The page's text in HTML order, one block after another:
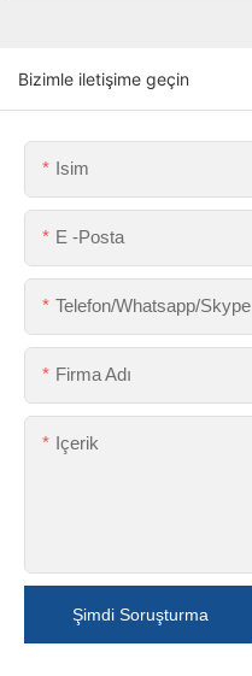
Bizimle iletişime geçin
Isim
E -posta
Telefon/Whatsapp/Skype
Firma Adı
Içerik
Şimdi Soruşturma